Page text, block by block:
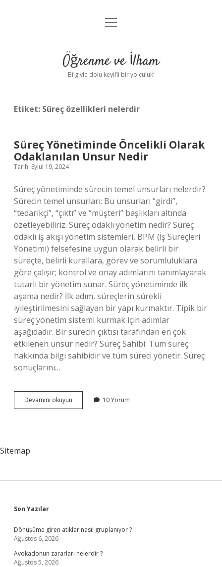
Anasayfa
Yasal Uyarı
menüyü
Öğrenme ve İlham
Bilgiyle dolu keyifli bir yolculuk!
Etiket: Süreç özellikleri nelerdir
Süreç Yönetiminde Öncelikli Olarak
Odaklanılan Unsur Nedir
Tarih: Eylül 19, 2024
Süreç yönetiminde sürecin temel unsurları nelerdir?
Sürecin temel unsurları: Bu unsurları “girdi”,
“tedarikçi”, “çıktı” ve “müşteri” başlıkları altında
özetleyebiliriz. Süreç odaklı yönetim nedir? Süreç
odaklı iş akışı yönetim sistemleri, BPM (İş Süreçleri
Yönetimi) felsefesine uygun olarak belirli bir
süreçte, belirli kurallara, görev ve sorumluluklara
göre çalışır; kontrol ve onay adımlarını tanımlayarak
tutarlı bir yönetim sunar. Süreç yönetiminde ilk
aşama nedir? İlk adım, süreçlerin sürekli
iyileştirilmesini sağlayan bir yapı kurmaktır. Tipik bir
süreç yönetim sistemi kurmak için adımlar
aşağıdadır. Bir sürecin çıktısı tarafından en çok
etkilenen unsur nedir? Süreç Sahibi: Tüm süreç
hakkında bilgi sahibidir ve tüm süreci yönetir. Süreç
sonuçlarını…
Devamını okuyun
Yönetiminde
10 Yorum
Sitemap
Sidebar
Son Yazılar
Dönüşüme giren atıklar nasıl gruplanıyor ?
Ağustos 6, 2026
Avokadonun zararları nelerdir ?
Ağustos 5, 2026